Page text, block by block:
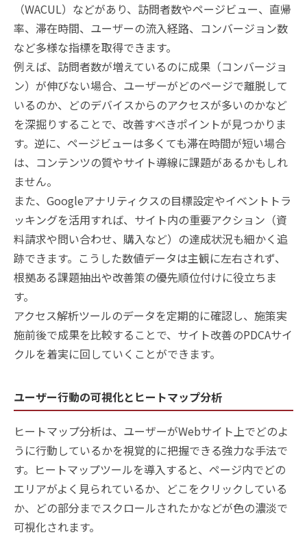
（WACUL）などがあり、訪問者数やページビュー、直帰
率、滞在時間、ユーザーの流入経路、コンバージョン数
など多様な指標を取得できます。
例えば、訪問者数が増えているのに成果（コンバージョ
ン）が伸びない場合、ユーザーがどのページで離脱して
いるのか、どのデバイスからのアクセスが多いのかなど
を深掘りすることで、改善すべきポイントが見つかりま
す。逆に、ページビューは多くても滞在時間が短い場合
は、コンテンツの質やサイト導線に課題があるかもしれ
ません。
また、Googleアナリティクスの目標設定やイベントトラ
ッキングを活用すれば、サイト内の重要アクション（資
料請求や問い合わせ、購入など）の達成状況も細かく追
跡できます。こうした数値データは主観に左右されず、
根拠ある課題抽出や改善策の優先順位付けに役立ちま
す。
アクセス解析ツールのデータを定期的に確認し、施策実
施前後で成果を比較することで、サイト改善のPDCAサイ
クルを着実に回していくことができます。
ユーザー行動の可視化とヒートマップ分析
ヒートマップ分析は、ユーザーがWebサイト上でどのよ
うに行動しているかを視覚的に把握できる強力な手法で
す。ヒートマップツールを導入すると、ページ内でどの
エリアがよく見られているか、どこをクリックしている
か、どの部分までスクロールされたかなどが色の濃淡で
可視化されます。